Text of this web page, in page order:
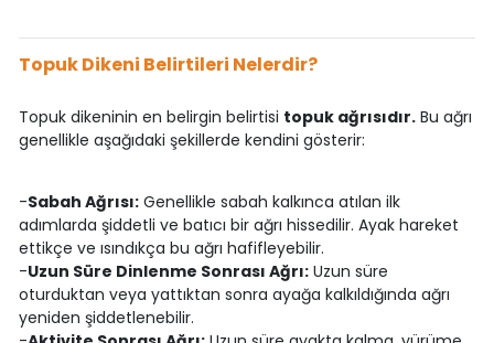
Topuk Dikeni Belirtileri Nelerdir?
Topuk dikeninin en belirgin belirtisi topuk ağrısıdır.Bu ağrı
genellikle aşağıdaki şekillerde kendini gösterir:
-Sabah Ağrısı:Genellikle sabah kalkınca atılan ilk
adımlarda şiddetli ve batıcı bir ağrı hissedilir. Ayak hareket
ettikçe ve ısındıkça bu ağrı hafifleyebilir.
-Uzun Süre Dinlenme Sonrası Ağrı:Uzun süre
oturduktan veya yattıktan sonra ayağa kalkıldığında ağrı
yeniden şiddetlenebilir.